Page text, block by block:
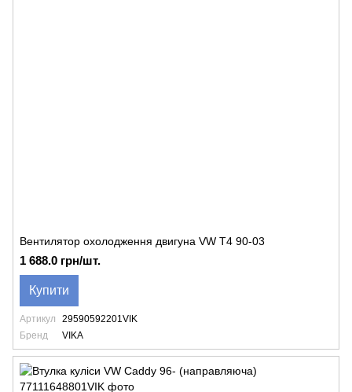
Вентилятор охолодження двигуна VW T4 90-03
1 688.0 грн/шт.
Купити
Артикул
29590592201VIK
Бренд
VIKA